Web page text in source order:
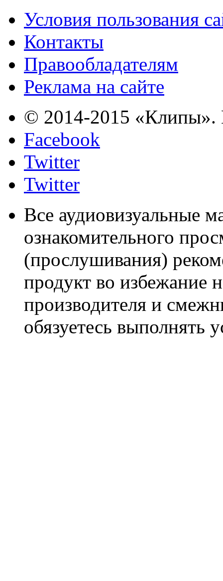
Условия пользования
Контакты
Правообладателям
Реклама на сайте
© 2014-2015 «Клипы».
Facebook
Twitter
Twitter
Все аудиовизуальные
ознакомительного
(прослушивания)
продукт во избежание
производителя и
обязуетесь выполнять